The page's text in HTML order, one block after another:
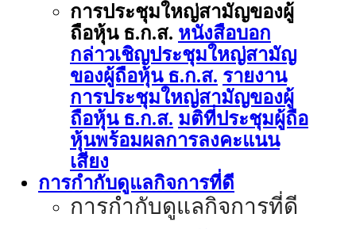
การประชุมใหญ่สามัญของผู้
ถือหุ้น ธ.ก.ส. หนังสือบอก
กล่าวเชิญประชุมใหญ่สามัญ
ของผู้ถือหุ้น ธ.ก.ส. รายงาน
การประชุมใหญ่สามัญของผู้
ถือหุ้น ธ.ก.ส. มติที่ประชุมผู้ถือ
หุ้นพร้อมผลการลงคะแนน
เสียง
การกำกับดูแลกิจการที่ดี
การกำกับดูแลกิจการที่ดี